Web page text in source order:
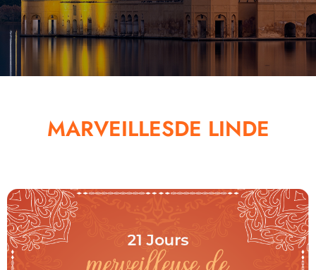
MARVEILLESDE LINDE